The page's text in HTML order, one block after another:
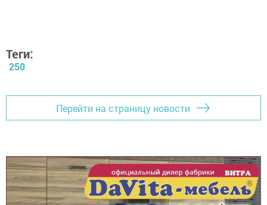
Теги:
250
Перейти на страницу новости